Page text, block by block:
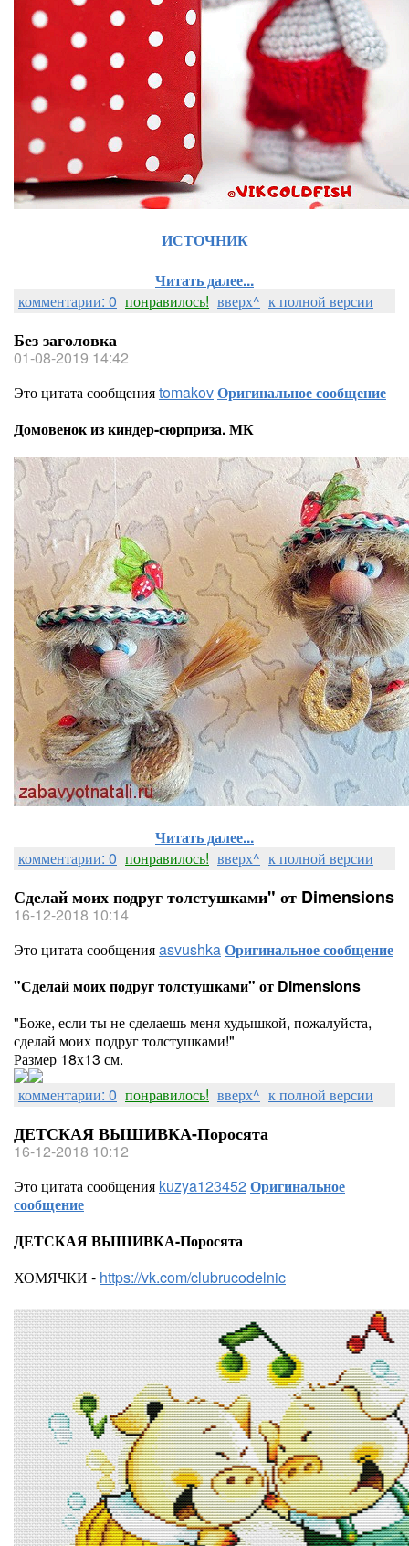
ИСТОЧНИК
Читать далее...
комментарии: 0 понравилось! вверх^ к полной версии
Без заголовка
01-08-2019 14:42
Это цитата сообщенияtomakovОригинальное сообщение
Домовенок из киндер-сюрприза. МК
Читать далее...
комментарии: 0 понравилось! вверх^ к полной версии
Сделай моих подруг толстушками" от Dimensions
16-12-2018 10:14
Это цитата сообщенияasvushkaОригинальное сообщение
"Сделай моих подруг толстушками" от Dimensions
"Боже, если ты не сделаешь меня худышкой, пожалуйста,
сделай моих подруг толстушками!"
Размер 18х13 см.
комментарии: 0 понравилось! вверх^ к полной версии
ДЕТСКАЯ ВЫШИВКА-Поросята
16-12-2018 10:12
Это цитата сообщения kuzya123452Оригинальное
сообщение
ДЕТСКАЯ ВЫШИВКА-Поросята
ХОМЯЧКИ - https://vk.com/clubrucodelnic